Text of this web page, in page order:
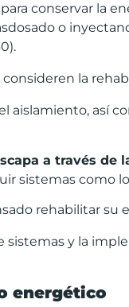
conservar la
o
consideren la
así
a través de
sistemas como
rehabilitar su
sistemas y la
energético